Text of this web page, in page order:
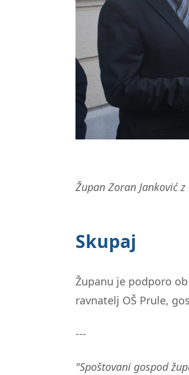
Župan Zoran Janković
Skupaj
Županu je podporo
ravnatelj OŠ Prule,
---
"Spoštovani gospod